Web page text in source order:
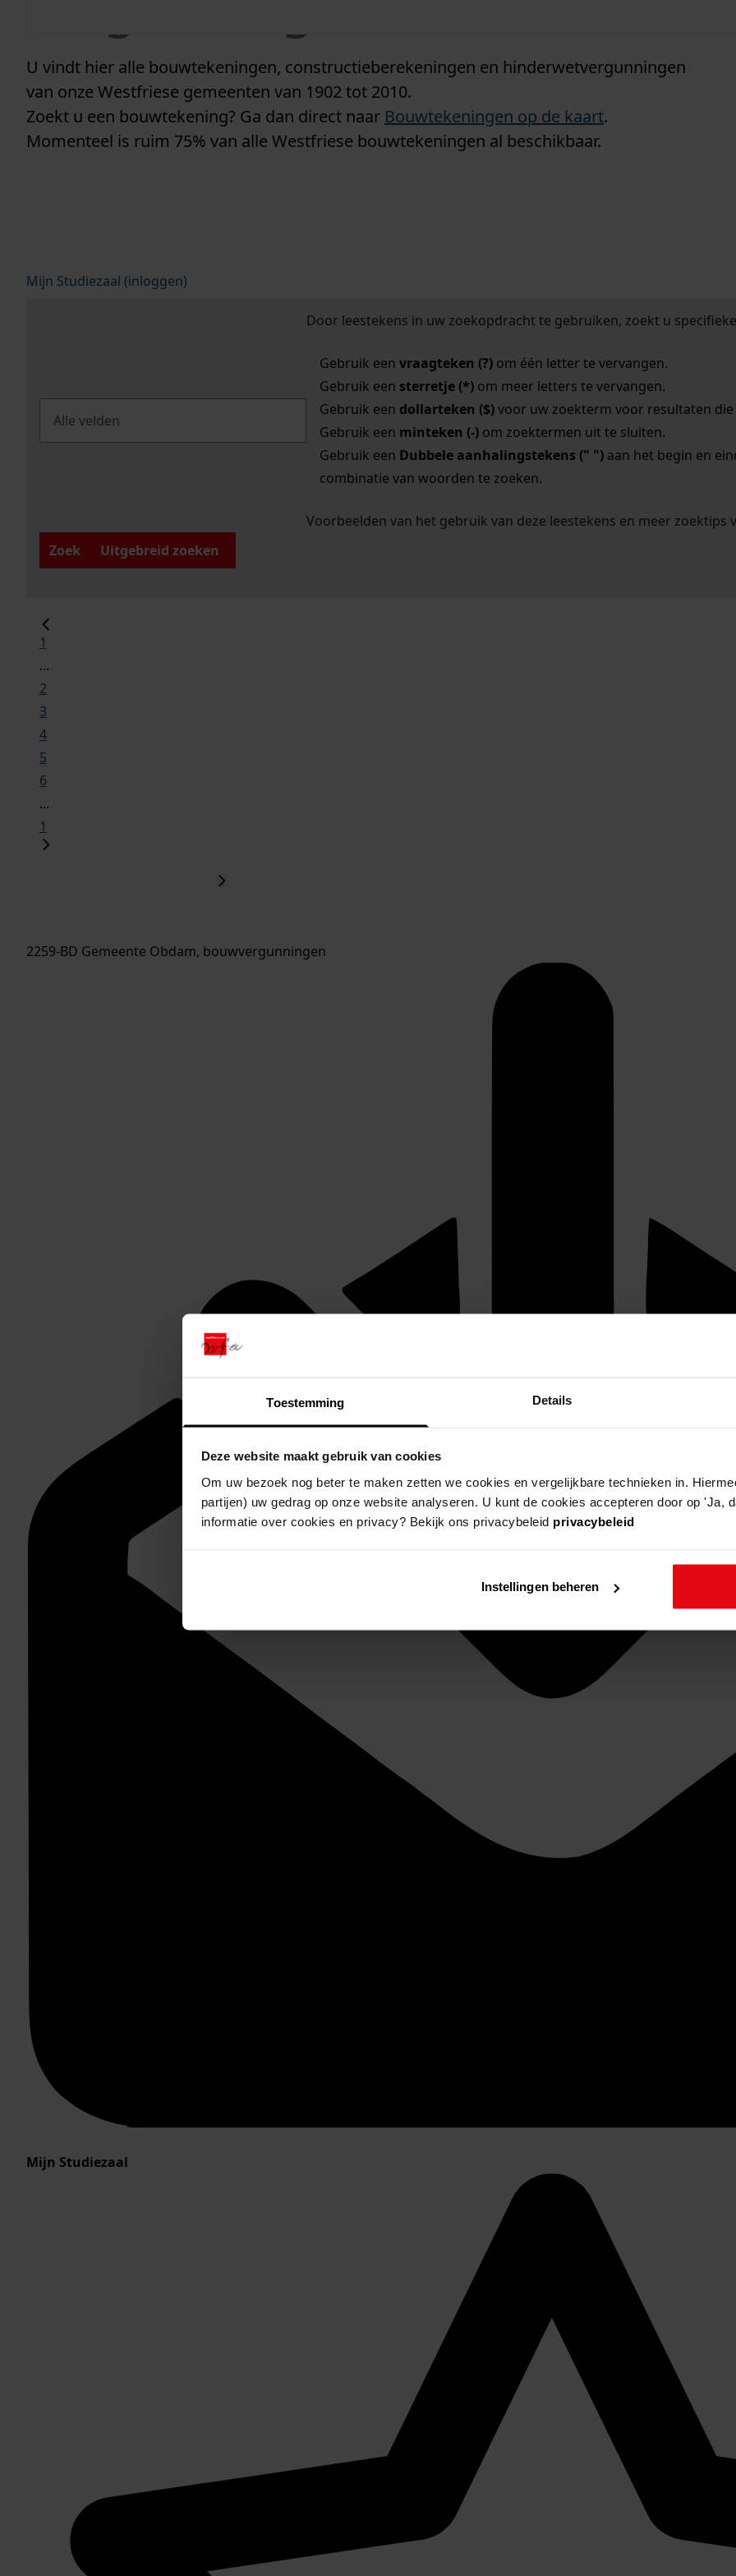
Toestemming Details
Deze website maakt gebruik van cookies
Om uw bezoek nog beter te maken zetten we cookies en vergelijkbare technieken in.
partijen) uw gedrag op onze website analyseren. U kunt de cookies accepteren door op 'Ja,
informatie over cookies en privacy? Bekijk ons privacybeleid privacybeleid
Instellingen beheren
U vindt hier alle bouwtekeningen, constructieberekeningen en hinderwetvergunningen
van onze Westfriese gemeenten van 1902 tot 2010.
Zoekt u een bouwtekening? Ga dan direct naar Bouwtekeningen op de kaart.
Momenteel is ruim 75% van alle Westfriese bouwtekeningen al beschikbaar.
Mijn Studiezaal (inloggen)
Door leestekens in uw zoekopdracht te gebruiken, zoekt u
Gebruik een vraagteken (?)om één letter te vervangen.
Gebruik een sterretje (*)om meer letters te vervangen.
Gebruik een dollarteken ($)voor uw zoekterm voor resultaten die
Gebruik een minteken (-)om zoektermen uit te sluiten.
Gebruik een Dubbele aanhalingstekens (" ")aan het begin en
combinatie van woorden te zoeken.
Voorbeelden van het gebruik van deze leestekens en meer zoektips
Zoek
Uitgebreid zoeken
1
...
2
3
4
5
6
...
1
2259-BD Gemeente Obdam, bouwvergunningen
Mijn Studiezaal